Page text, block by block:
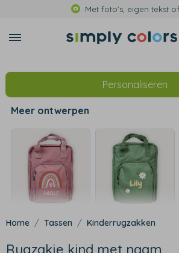
Met foto's, eigen tekst
Personaliseren
Meer ontwerpen
Tassen Kinderrugzakken
Rugzakje kind met naam